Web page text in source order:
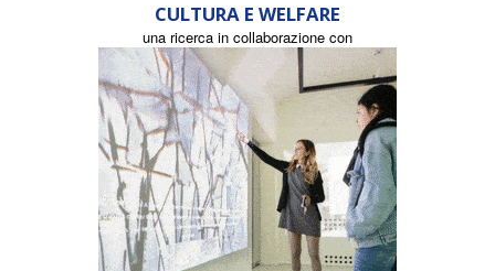
CULTURA E WELFARE
una ricerca in collaborazione con